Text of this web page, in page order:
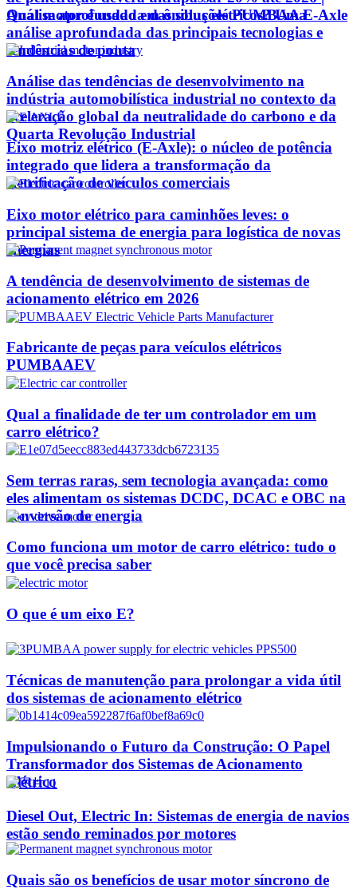
Análise aprofundada das soluções PUMBAA E-Axle
Qual motor é usado em ônibus elétricos? Uma
análise aprofundada das principais tecnologias e
tendências de ponta
Análise das tendências de desenvolvimento na
indústria automobilística industrial no contexto da
aceleração global da neutralidade do carbono e da
Quarta Revolução Industrial
Eixo motriz elétrico (E-Axle): o núcleo de potência
integrado que lidera a transformação da
eletrificação de veículos comerciais
Eixo motor elétrico para caminhões leves: o
principal sistema de energia para logística de novas
energias
A tendência de desenvolvimento de sistemas de
acionamento elétrico em 2026
Fabricante de peças para veículos elétricos
PUMBAAEV
Qual a finalidade de ter um controlador em um
carro elétrico?
Sem terras raras, sem tecnologia avançada: como
eles alimentam os sistemas DCDC, DCAC e OBC na
conversão de energia
Como funciona um motor de carro elétrico: tudo o
que você precisa saber
O que é um eixo E?
Técnicas de manutenção para prolongar a vida útil
dos sistemas de acionamento elétrico
Impulsionando o Futuro da Construção: O Papel
Transformador dos Sistemas de Acionamento
Elétrico
Diesel Out, Electric In: Sistemas de energia de navios
estão sendo reminados por motores
Quais são os benefícios de usar motor síncrono de